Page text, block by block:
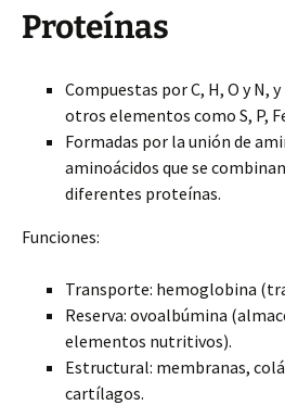
Proteínas
Compuestas por C, H, O y N,
otros elementos como S, P,
Formadas por la unión de
aminoácidos que se
diferentes proteínas.
Funciones:
Transporte: hemoglobina
Reserva: ovoalbúmina
elementos nutritivos).
Estructural: membranas,
cartílagos.